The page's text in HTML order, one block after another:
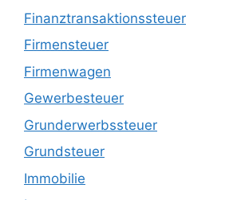
Finanztransaktionssteuer
Firmensteuer
Firmenwagen
Gewerbesteuer
Grunderwerbssteuer
Grundsteuer
Immobilie